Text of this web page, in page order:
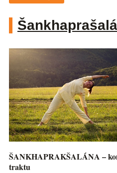
ŠANKHAPRAKŠALÁNA –
traktu